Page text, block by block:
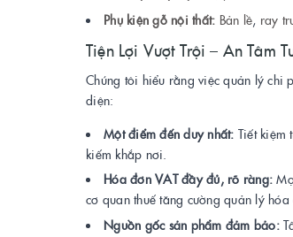
Phụ kiện gỗ nội thất: Bản lề, ray
Tiện Lợi Vượt Trội – An Tâm
Chúng tôi hiểu rằng việc quản lý chi
diện:
Một điểm đến duy nhất: Tiết kiệm
kiếm khắp nơi.
Hóa đơn VAT đầy đủ, rõ ràng:
cơ quan thuế tăng cường quản lý
Nguồn gốc sản phẩm đảm bảo: